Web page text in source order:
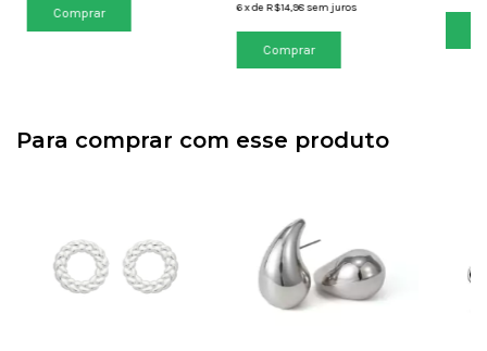
Comprar 6xdeR$14,98 sem juros
Comprar
Para comprar com esse produto